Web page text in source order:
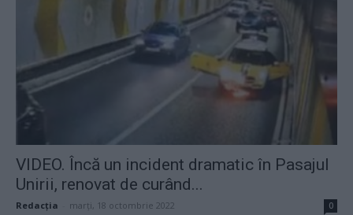
VIDEO. Încă un incident dramatic în Pasajul
Unirii, renovat de curând...
Redacţia marți, 18 octombrie 2022 0